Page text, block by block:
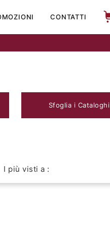
CONTATTI
Sfoglia i Cataloghi
I più visti a :